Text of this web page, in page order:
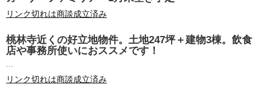
リンク切れは商談成立済み
桃林寺近くの好立地物件。土地247坪＋建物3棟。飲食
店や事務所使いにおススメです！
...
リンク切れは商談成立済み